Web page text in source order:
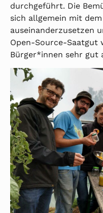
durchgeführt. Die
sich allgemein mit
auseinanderzusetzen
Open-Source-Saatgut
Bürger*innen sehr gut